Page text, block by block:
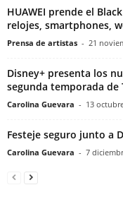
HUAWEI prende el
relojes, smartphones,
Prensa de artistas - 21
Disney+ presenta los
segunda temporada de
Carolina Guevara - 13
Festeje seguro junto a
Carolina Guevara - 7